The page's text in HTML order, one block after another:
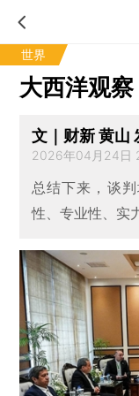
世界
大西洋观
文｜财新 黄山
2026年04月24日
总结下来，谈
性、专业性、实